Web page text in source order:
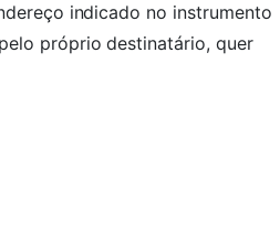
indicado no instrumento
próprio destinatário, quer